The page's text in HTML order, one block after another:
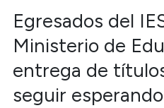
Egresados del
Ministerio de
entrega de
seguir